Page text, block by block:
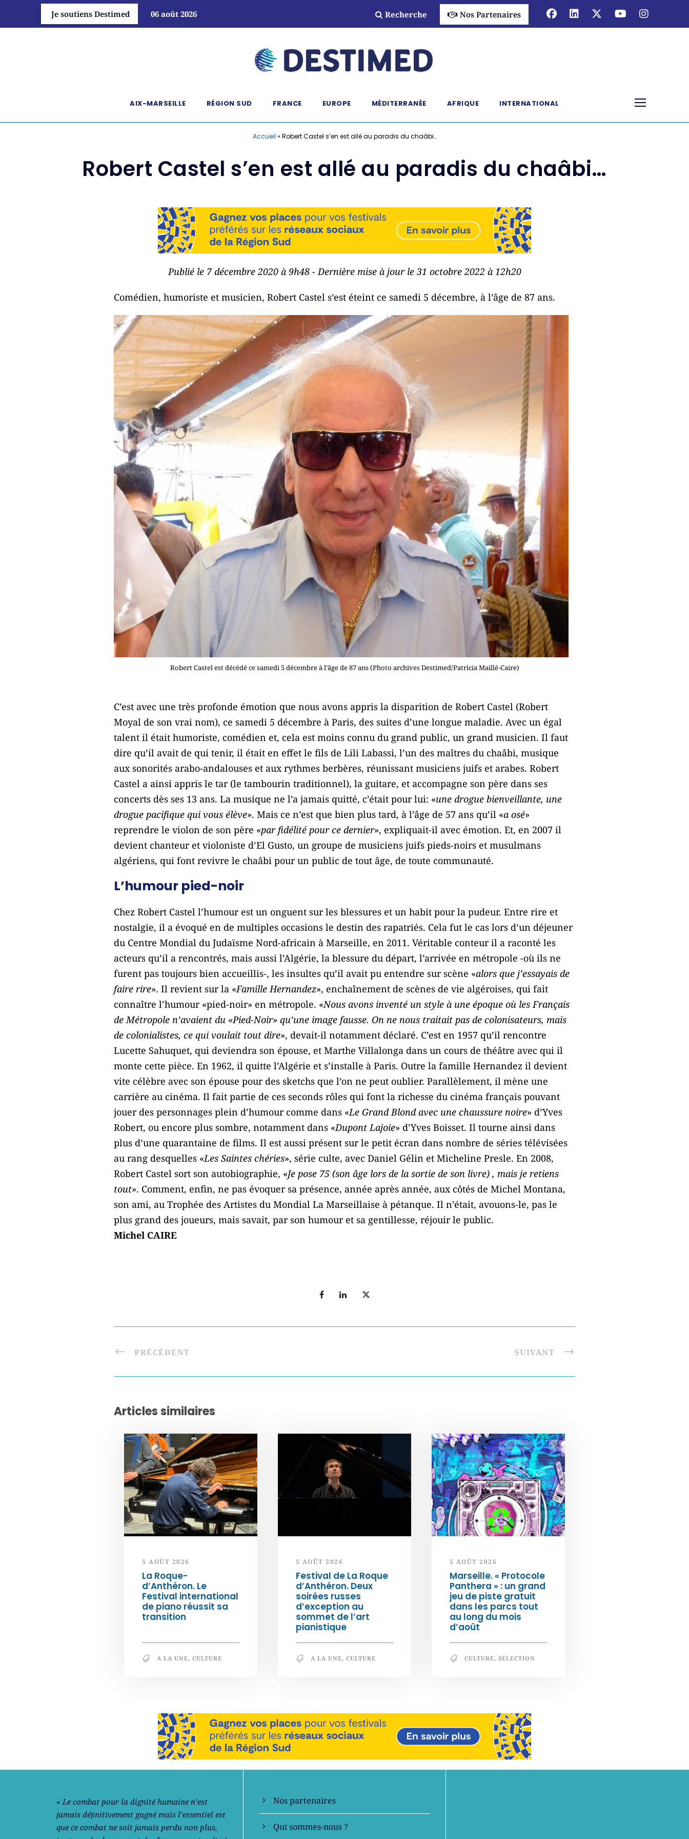
Je soutiens Destimed 06 août 2026 Recherche Nos Partenaires
AIX-MARSEILLE RÉGION SUD FRANCE EUROPE MÉDITERRANÉE AFRIQUE INTERNATIONAL
Accueil » Robert Castel s’en est allé au paradis du chaâbi…
Robert Castel s’en est allé au paradis du chaâbi…
Publié le 7 décembre 2020 à 9h48 - Dernière mise à jour le 31 octobre 2022 à 12h20
Comédien, humoriste et musicien, Robert Castel s’est éteint ce samedi 5 décembre, à l’âge de 87 ans.
Robert Castel est décédé ce samedi 5 décembre à l’âge de 87 ans (Photo archives Destimed/Patricia Maillé-Caire)
C’est avec une très profonde émotion que nous avons appris la disparition de Robert Castel (Robert
Moyal de son vrai nom), ce samedi 5 décembre à Paris, des suites d’une longue maladie. Avec un égal
talent il était humoriste, comédien et, cela est moins connu du grand public, un grand musicien. Il faut
dire qu’il avait de qui tenir, il était en effet le fils de Lili Labassi, l’un des maîtres du chaâbi, musique
aux sonorités arabo-andalouses et aux rythmes berbères, réunissant musiciens juifs et arabes. Robert
Castel a ainsi appris le tar (le tambourin traditionnel), la guitare, et accompagne son père dans ses
concerts dès ses 13 ans. La musique ne l’a jamais quitté, c’était pour lui: «une drogue bienveillante, une
drogue pacifique qui vous élève». Mais ce n’est que bien plus tard, à l’âge de 57 ans qu’il «a osé»
reprendre le violon de son père «par fidélité pour ce dernier», expliquait-il avec émotion. Et, en 2007 il
devient chanteur et violoniste d’El Gusto, un groupe de musiciens juifs pieds-noirs et musulmans
algériens, qui font revivre le chaâbi pour un public de tout âge, de toute communauté.
L’humour pied-noir
Chez Robert Castel l’humour est un onguent sur les blessures et un habit pour la pudeur. Entre rire et
nostalgie, il a évoqué en de multiples occasions le destin des rapatriés. Cela fut le cas lors d’un déjeuner
du Centre Mondial du Judaïsme Nord-africain à Marseille, en 2011. Véritable conteur il a raconté les
acteurs qu’il a rencontrés, mais aussi l’Algérie, la blessure du départ, l’arrivée en métropole -où ils ne
furent pas toujours bien accueillis-, les insultes qu’il avait pu entendre sur scène «alors que j’essayais de
faire rire». Il revient sur la «Famille Hernandez», enchaînement de scènes de vie algéroises, qui fait
connaître l’humour «pied-noir» en métropole. «Nous avons inventé un style à une époque où les Français
de Métropole n’avaient du «Pied-Noir» qu’une image fausse. On ne nous traitait pas de colonisateurs, mais
de colonialistes, ce qui voulait tout dire», devait-il notamment déclaré. C’est en 1957 qu’il rencontre
Lucette Sahuquet, qui deviendra son épouse, et Marthe Villalonga dans un cours de théâtre avec qui il
monte cette pièce. En 1962, il quitte l’Algérie et s’installe à Paris. Outre la famille Hernandez il devient
vite célèbre avec son épouse pour des sketchs que l’on ne peut oublier. Parallèlement, il mène une
carrière au cinéma. Il fait partie de ces seconds rôles qui font la richesse du cinéma français pouvant
jouer des personnages plein d’humour comme dans «Le Grand Blond avec une chaussure noire» d’Yves
Robert, ou encore plus sombre, notamment dans «Dupont Lajoie» d’Yves Boisset. Il tourne ainsi dans
plus d’une quarantaine de films. Il est aussi présent sur le petit écran dans nombre de séries télévisées
au rang desquelles «Les Saintes chéries», série culte, avec Daniel Gélin et Micheline Presle. En 2008,
Robert Castel sort son autobiographie, «Je pose 75 (son âge lors de la sortie de son livre) , mais je retiens
tout». Comment, enfin, ne pas évoquer sa présence, année après année, aux côtés de Michel Montana,
son ami, au Trophée des Artistes du Mondial La Marseillaise à pétanque. Il n’était, avouons-le, pas le
plus grand des joueurs, mais savait, par son humour et sa gentillesse, réjouir le public.
Michel CAIRE
PRÉCÉDENT SUIVANT
Articles similaires
5 AOÛT 2026
La Roque-
d’Anthéron. Le
Festival international
de piano réussit sa
transition
A LA UNE, CULTURE
5 AOÛT 2026
Festival de La Roque
d’Anthéron. Deux
soirées russes
d’exception au
sommet de l’art
pianistique
A LA UNE, CULTURE
5 AOÛT 2026
Marseille. « Protocole
Panthera » : un grand
jeu de piste gratuit
dans les parcs tout
au long du mois
d’août
CULTURE, SÉLECTION
Notre philosophie
« Le combat pour la dignité humaine n’est
jamais déﬁnitivement gagné mais l’essentiel est
que ce combat ne soit jamais perdu non plus,
En savoir +
Nos partenaires
Qui sommes-nous ?